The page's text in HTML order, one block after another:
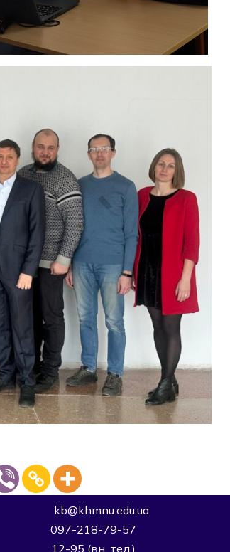
kb@khmnu.edu.ua
097-218-79-57
12-95 (вн. тел.)